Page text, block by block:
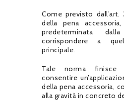
Come previsto dall’art.
della pena
predeterminata
corrispondere a
principale.
Tale norma
consentire
della pena accessoria,
alla gravità in concreto